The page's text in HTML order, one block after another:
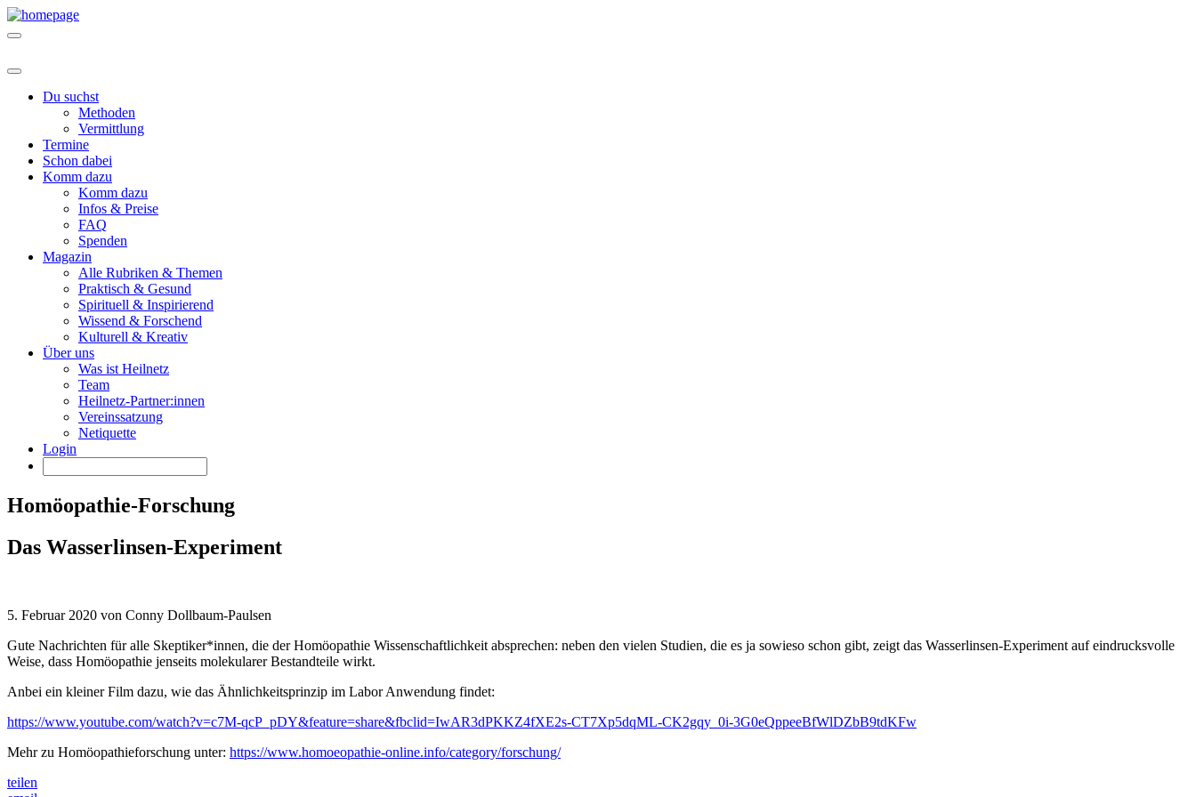
Du suchst
Methoden
Vermittlung
Termine
Schon dabei
Komm dazu
Komm dazu
Infos & Preise
FAQ
Spenden
Magazin
Alle Rubriken & Themen
Praktisch & Gesund
Spirituell & Inspirierend
Wissend & Forschend
Kulturell & Kreativ
Über uns
Was ist Heilnetz
Team
Heilnetz-Partner:innen
Vereinssatzung
Netiquette
Login
Homöopathie-Forschung
Das Wasserlinsen-Experiment
5. Februar 2020 von Conny Dollbaum-Paulsen
Gute Nachrichten für alle Skeptiker*innen, die der Homöopathie Wissenschaftlichkeit absprechen: neben den vielen Studien, die es ja sowieso schon gibt, zeigt das Wasserlinsen-Experiment auf eindrucksvolle
Weise, dass Homöopathie jenseits molekularer Bestandteile wirkt.
Anbei ein kleiner Film dazu, wie das Ähnlichkeitsprinzip im Labor Anwendung findet:
https://www.youtube.com/watch?v=c7M-qcP_pDY&feature=share&fbclid=IwAR3dPKKZ4fXE2s-CT7Xp5dqML-CK2gqy_0i-3G0eQppeeBfWlDZbB9tdKFw
Mehr zu Homöopathieforschung unter: https://www.homoeopathie-online.info/category/forschung/
teilen